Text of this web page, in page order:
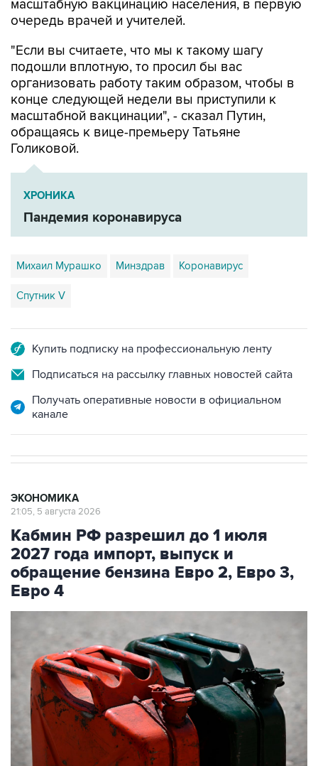
"Если вы считаете, что мы к такому шагу
организовать работу таким образом, чтобы в
конце следующей недели вы приступили к
масштабной вакцинации", - сказал Путин,
обращаясь к вице-премьеру Татьяне
Голиковой.
ХРОНИКА
Пандемия коронавируса
Михаил Мурашко Минздрав Коронавирус
Спутник V
Подписаться на рассылку главных новостей сайта
Получать оперативные новости в официальном
Кабмин РФ разрешил до 1 июля
2027 года импорт, выпуск и
обращение бензина Евро 2, Евро 3,
Евро 4
Фото: Михаил Воскресенский/РИА Новости